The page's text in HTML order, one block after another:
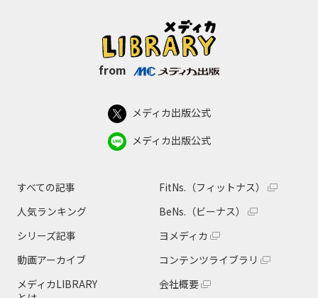
from
メディカ出版公式
メディカ出版公式
すべての記事
人気ランキング
シリーズ記事
動画アーカイブ
メディカLIBRARY
FitNs.（フィットナス）
BeNs.（ビーナス）
ヨメディカ
コンテンツライブラリ
会社概要